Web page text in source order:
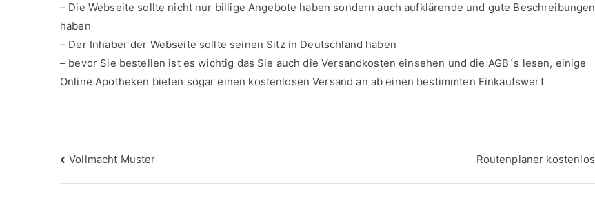
– Die Webseite sollte nicht nur billige Angebote haben sondern auch aufklärende und gute Beschreibungen
haben
– Der Inhaber der Webseite sollte seinen Sitz in Deutschland haben
– bevor Sie bestellen ist es wichtig das Sie auch die Versandkosten einsehen und die AGB´s lesen, einige
Online Apotheken bieten sogar einen kostenlosen Versand an ab einen bestimmten Einkaufswert
Beitragsnavigation
Vollmacht Muster Routenplaner kostenlos